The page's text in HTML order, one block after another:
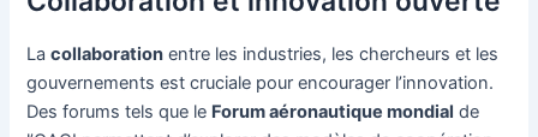
Lacollaboration entre les industries, les chercheurs et les
gouvernements est cruciale pour encourager l’innovation.
Des forums tels que le Forum aéronautique mondial de